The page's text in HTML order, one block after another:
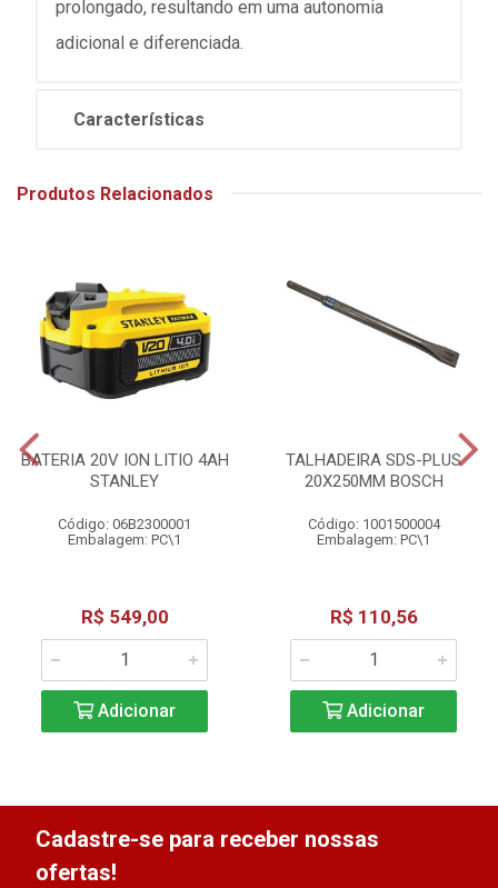
prolongado, resultando em uma autonomia
adicional e diferenciada.
Características
Produtos Relacionados
BATERIA 20V ION LITIO 4AH
STANLEY
Código: 06B2300001
Embalagem: PC\1
R$ 549,00
Adicionar
TALHADEIRA SDS-PLUS
20X250MM BOSCH
Código: 1001500004
Embalagem: PC\1
R$ 110,56
Adicionar
Cadastre-se para receber nossas
ofertas!